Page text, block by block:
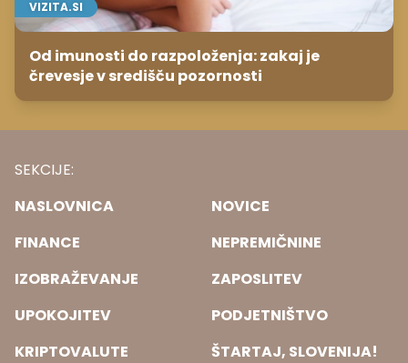
VIZITA.SI
Od imunosti do razpoloženja: zakaj je
črevesje v središču pozornosti
SEKCIJE:
NASLOVNICA
NOVICE
FINANCE
NEPREMIČNINE
IZOBRAŽEVANJE
ZAPOSLITEV
UPOKOJITEV
PODJETNIŠTVO
KRIPTOVALUTE
ŠTARTAJ, SLOVENIJA!